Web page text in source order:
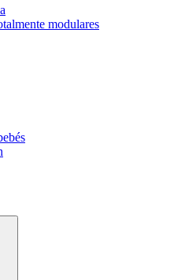
modulares